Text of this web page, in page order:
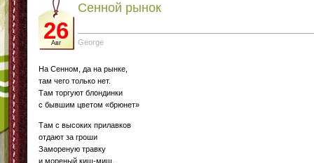
26
Авг
Сенной рынок
George
На Сенном, да на рынке,
там чего только нет.
Там торгуют блондинки
с бывшим цветом «брюнет»
Там с высоких прилавков
отдают за гроши
Замореную травку
и мореный киш-миш.